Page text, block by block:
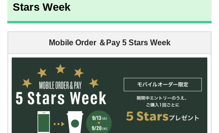
Stars Week
Mobile Order ＆Pay 5 Stars Week